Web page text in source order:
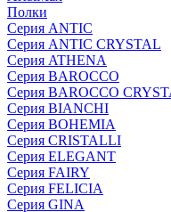
Полки
Серия ANTIC
Серия ANTIC CRYSTAL
Серия ATHENA
Серия BAROCCO
Серия BAROCCO
Серия BIANCHI
Серия BOHEMIA
Серия CRISTALLI
Серия ELEGANT
Серия FAIRY
Серия FELICIA
Серия GINA